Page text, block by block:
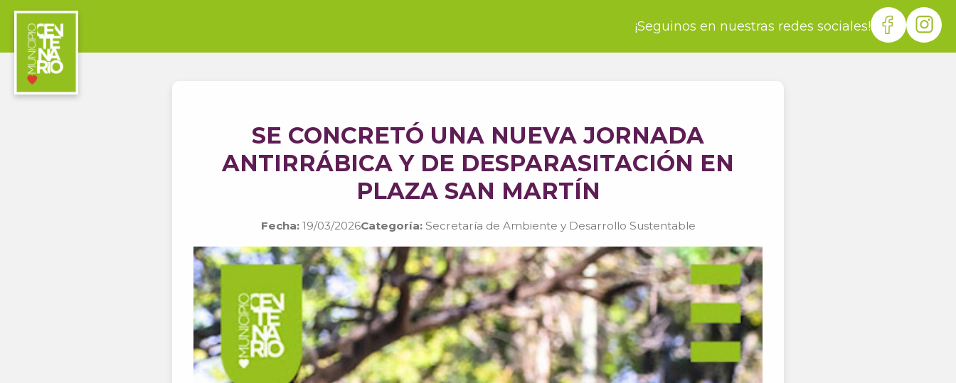
¡Seguinos en nuestras redes sociales!
SE CONCRETÓ UNA NUEVA JORNADA
ANTIRRÁBICA Y DE DESPARASITACIÓN EN
PLAZA SAN MARTÍN
Fecha:19/03/2026Categoría:Secretaría de Ambiente y Desarrollo Sustentable